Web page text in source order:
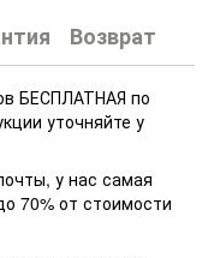
Возврат
БЕСПЛАТНАЯ по
уточняйте у
у нас самая
70% от стоимости